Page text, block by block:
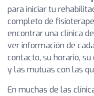
para iniciar tu
completo de
encontrar una clínica
ver información de
contacto, su horario, su
y las mutuas con las
En muchas de las